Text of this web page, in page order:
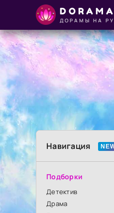
ДОРАМЫ НА
Навигация
Подборки
Детектив
Драма